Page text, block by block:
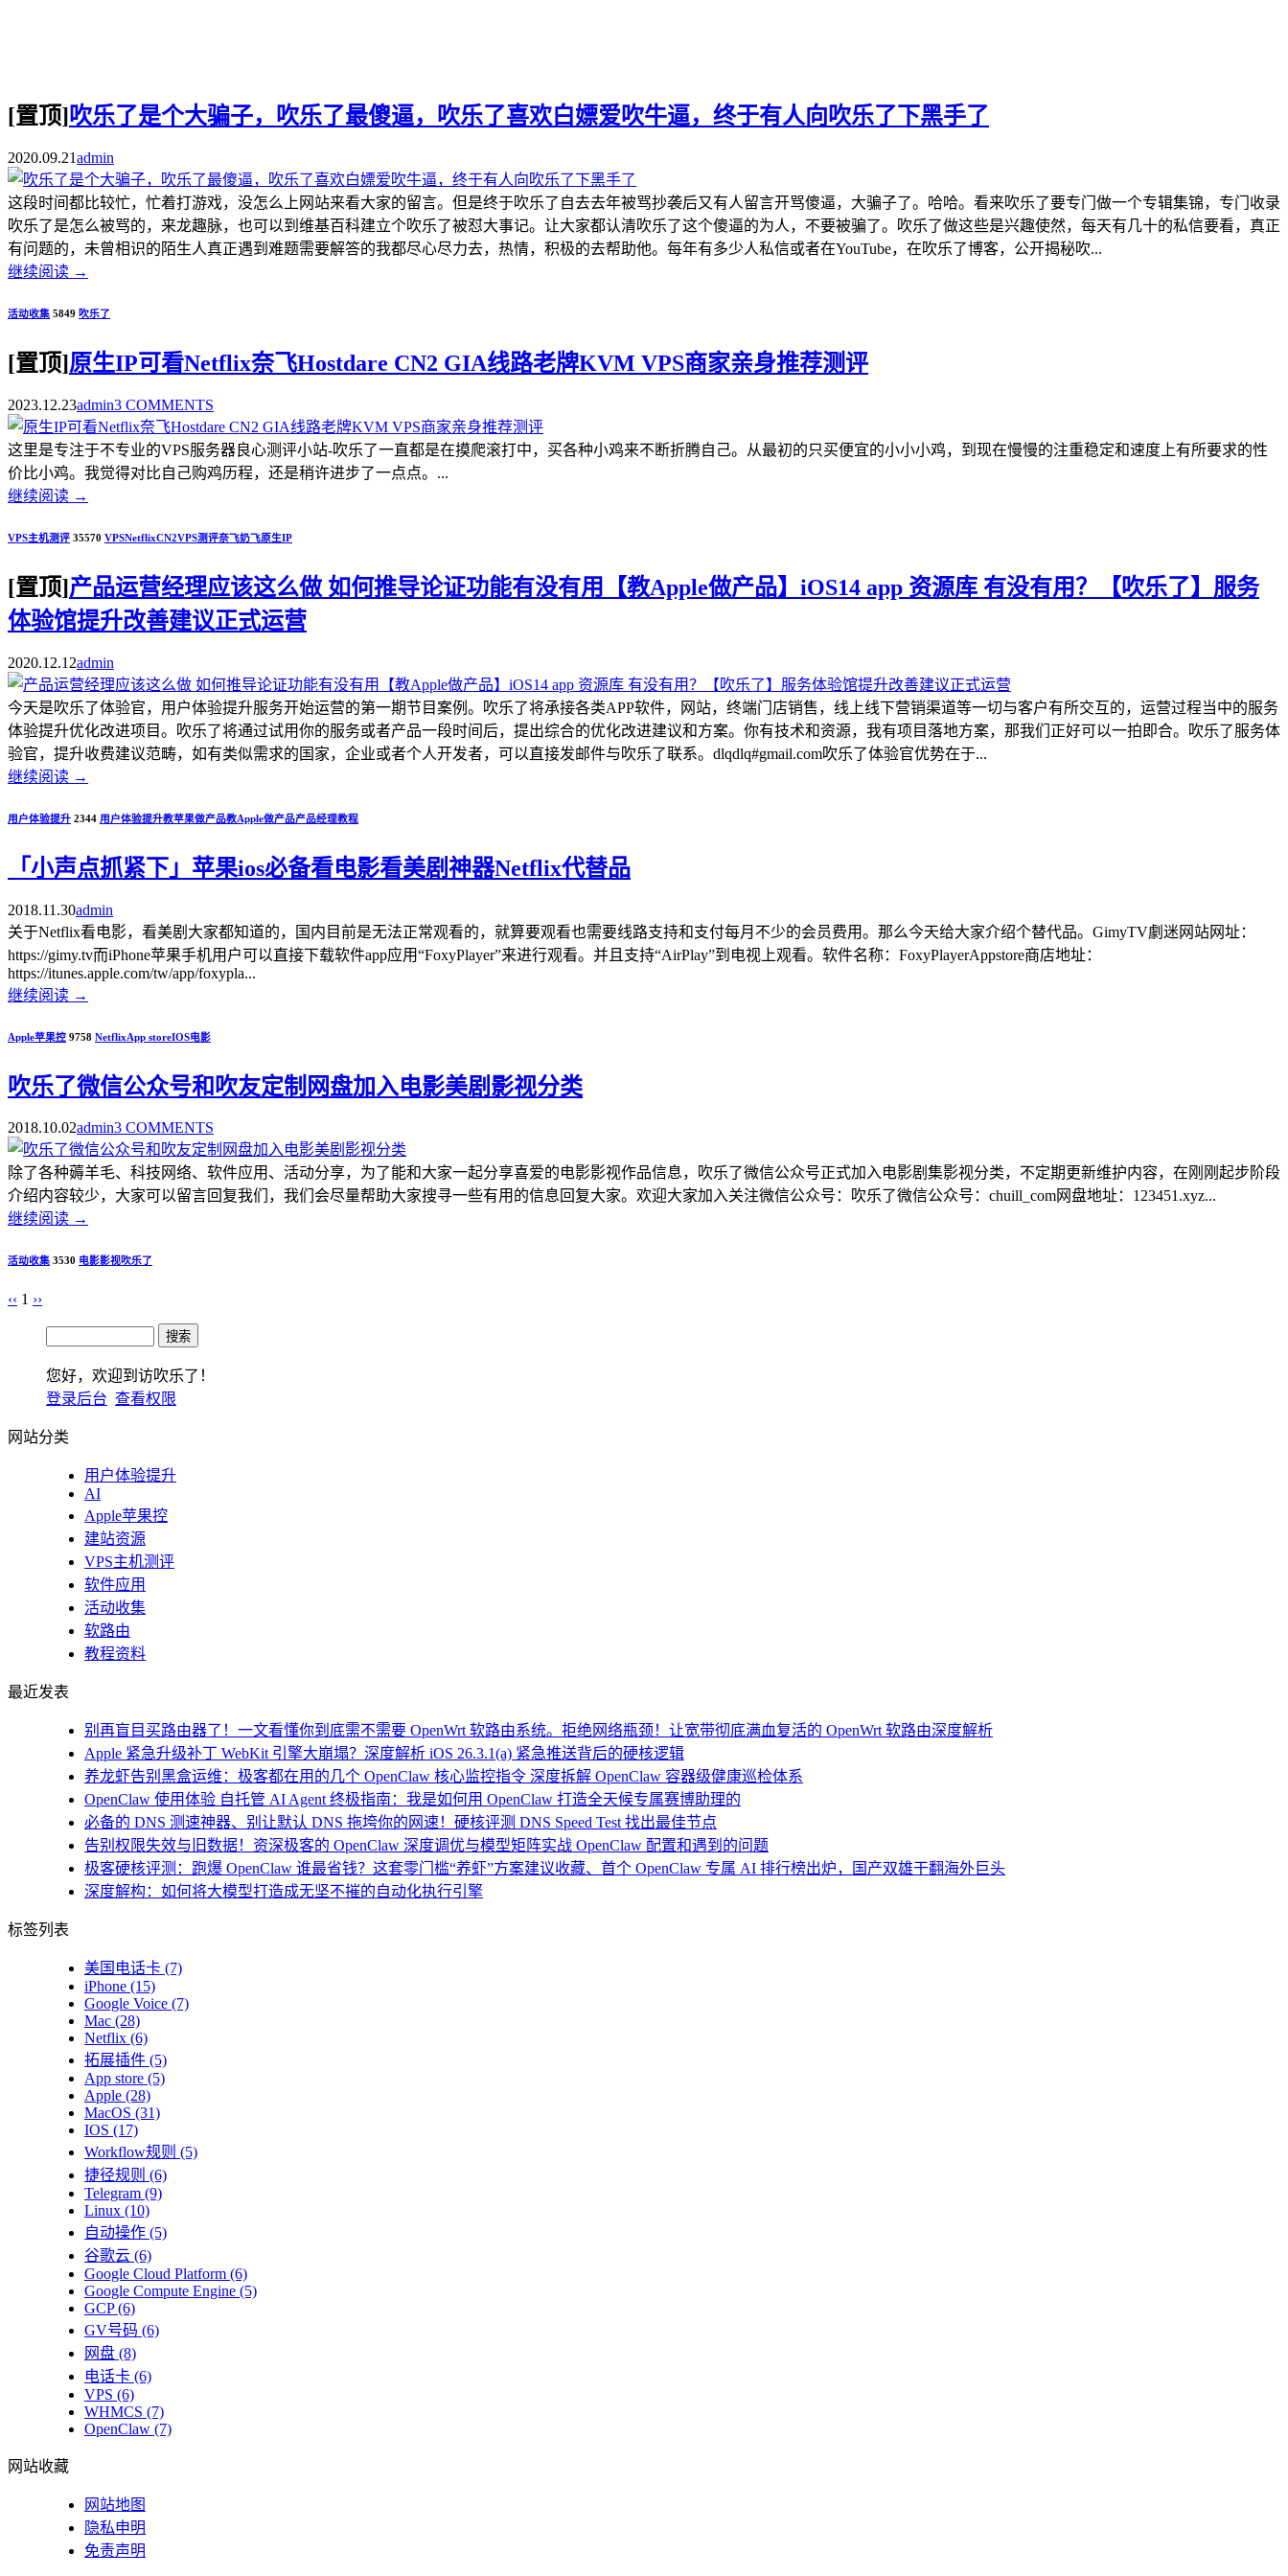
[置顶]吹乐了是个大骗子，吹乐了最傻逼，吹乐了喜欢白嫖爱吹牛逼，终于有人向吹乐了下黑手了
2020.09.21admin
这段时间都比较忙，忙着打游戏，没怎么上网站来看大家的留言。但是终于吹乐了自去去年被骂抄袭后又有人留言开骂傻逼，大骗子了。哈哈。看来吹乐了要专门做一个专辑集锦，专门收录
吹乐了是怎么被骂的，来龙趣脉，也可以到维基百科建立个吹乐了被怼大事记。让大家都认清吹乐了这个傻逼的为人，不要被骗了。吹乐了做这些是兴趣使然，每天有几十的私信要看，真正
有问题的，未曾相识的陌生人真正遇到难题需要解答的我都尽心尽力去，热情，积极的去帮助他。每年有多少人私信或者在YouTube，在吹乐了博客，公开揭秘吹...
继续阅读 →
活动收集 5849 吹乐了
[置顶]原生IP可看Netflix奈飞Hostdare CN2 GIA线路老牌KVM VPS商家亲身推荐测评
2023.12.23admin3 COMMENTS
这里是专注于不专业的VPS服务器良心测评小站-吹乐了一直都是在摸爬滚打中，买各种小鸡来不断折腾自己。从最初的只买便宜的小小小鸡，到现在慢慢的注重稳定和速度上有所要求的性
价比小鸡。我觉得对比自己购鸡历程，还是稍许进步了一点点。...
继续阅读 →
VPS主机测评 35570 VPSNetflixCN2VPS测评奈飞奶飞原生IP
[置顶]产品运营经理应该这么做 如何推导论证功能有没有用【教Apple做产品】iOS14 app 资源库 有没有用？【吹乐了】服务
体验馆提升改善建议正式运营
2020.12.12admin
今天是吹乐了体验官，用户体验提升服务开始运营的第一期节目案例。吹乐了将承接各类APP软件，网站，终端门店销售，线上线下营销渠道等一切与客户有所交互的，运营过程当中的服务
体验提升优化改进项目。吹乐了将通过试用你的服务或者产品一段时间后，提出综合的优化改进建议和方案。你有技术和资源，我有项目落地方案，那我们正好可以一拍即合。吹乐了服务体
验官，提升收费建议范畴，如有类似需求的国家，企业或者个人开发者，可以直接发邮件与吹乐了联系。dlqdlq#gmail.com吹乐了体验官优势在于...
继续阅读 →
用户体验提升 2344 用户体验提升教苹果做产品教Apple做产品产品经理教程
「小声点抓紧下」苹果ios必备看电影看美剧神器Netflix代替品
2018.11.30admin
关于Netflix看电影，看美剧大家都知道的，国内目前是无法正常观看的，就算要观看也需要线路支持和支付每月不少的会员费用。那么今天给大家介绍个替代品。GimyTV劇迷网站网址：
https://gimy.tv而iPhone苹果手机用户可以直接下载软件app应用“FoxyPlayer”来进行观看。并且支持“AirPlay”到电视上观看。软件名称：FoxyPlayerAppstore商店地址：
https://itunes.apple.com/tw/app/foxypla...
继续阅读 →
Apple苹果控 9758 NetflixApp storeIOS电影
吹乐了微信公众号和吹友定制网盘加入电影美剧影视分类
2018.10.02admin3 COMMENTS
除了各种薅羊毛、科技网络、软件应用、活动分享，为了能和大家一起分享喜爱的电影影视作品信息，吹乐了微信公众号正式加入电影剧集影视分类，不定期更新维护内容，在刚刚起步阶段
介绍内容较少，大家可以留言回复我们，我们会尽量帮助大家搜寻一些有用的信息回复大家。欢迎大家加入关注微信公众号：吹乐了微信公众号：chuill_com网盘地址：123451.xyz...
继续阅读 →
活动收集 3530 电影影视吹乐了
‹‹ 1 ››
您好，欢迎到访吹乐了！
登录后台 查看权限
网站分类
用户体验提升
AI
Apple苹果控
建站资源
VPS主机测评
软件应用
活动收集
软路由
教程资料
最近发表
别再盲目买路由器了！一文看懂你到底需不需要 OpenWrt 软路由系统。拒绝网络瓶颈！让宽带彻底满血复活的 OpenWrt 软路由深度解析
Apple 紧急升级补丁 WebKit 引擎大崩塌？深度解析 iOS 26.3.1(a) 紧急推送背后的硬核逻辑
养龙虾告别黑盒运维：极客都在用的几个 OpenClaw 核心监控指令 深度拆解 OpenClaw 容器级健康巡检体系
OpenClaw 使用体验 自托管 AI Agent 终极指南：我是如何用 OpenClaw 打造全天候专属赛博助理的
必备的 DNS 测速神器、别让默认 DNS 拖垮你的网速！硬核评测 DNS Speed Test 找出最佳节点
告别权限失效与旧数据！资深极客的 OpenClaw 深度调优与模型矩阵实战 OpenClaw 配置和遇到的问题
极客硬核评测：跑爆 OpenClaw 谁最省钱？这套零门槛“养虾”方案建议收藏、首个 OpenClaw 专属 AI 排行榜出炉，国产双雄干翻海外巨头
深度解构：如何将大模型打造成无坚不摧的自动化执行引擎
标签列表
美国电话卡 (7)
iPhone (15)
Google Voice (7)
Mac (28)
Netflix (6)
拓展插件 (5)
App store (5)
Apple (28)
MacOS (31)
IOS (17)
Workflow规则 (5)
捷径规则 (6)
Telegram (9)
Linux (10)
自动操作 (5)
谷歌云 (6)
Google Cloud Platform (6)
Google Compute Engine (5)
GCP(6)
GV号码 (6)
网盘 (8)
电话卡 (6)
VPS (6)
WHMCS (7)
OpenClaw (7)
网站收藏
网站地图
隐私申明
免责声明